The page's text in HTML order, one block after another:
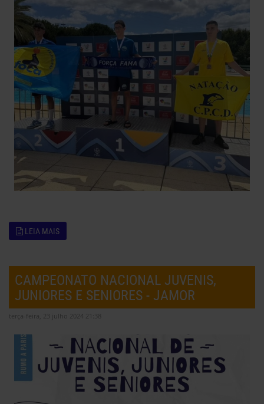
LEIA MAIS
CAMPEONATO NACIONAL JUVENIS,
JUNIORES E SENIORES - JAMOR
terça-feira, 23 julho 2024 21:38